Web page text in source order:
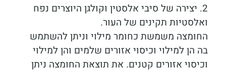
2. יצירה של סיבי אלסטין וקולגן היוצרים נפח
ואלסטיות תקינים של העור.
החומצה משמשת כחומר מילוי וניתן להשתמש
בה הן למילוי וכיסוי אזורים שלמים והן למילוי
וכיסוי אזורים קטנים. את תוצאת החומצה ניתן